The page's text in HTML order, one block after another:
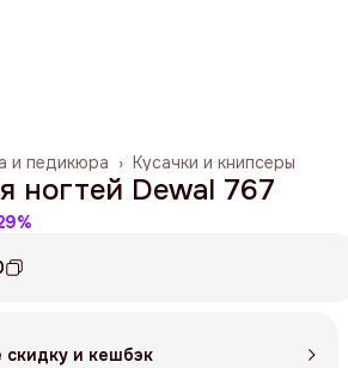
Кусачки и книпсеры
и педикюра ›
ногтей Dewal 767
%
скидку и кешбэк